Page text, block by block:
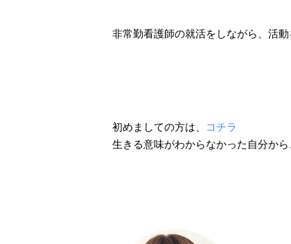
非常勤看護師の就活をしながら、活動
初めましての方は、
コチラ
生きる意味がわからなかった自分か